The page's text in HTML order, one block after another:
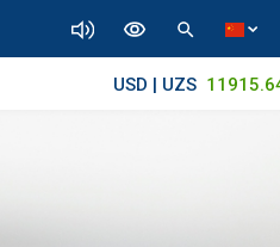
USD | UZS 11915.64